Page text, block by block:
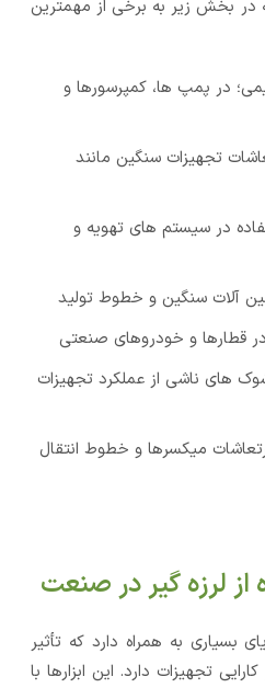
در بخش زیر به برخی از مهمترین
در پمپ ها، کمپرسورها و
تجهیزات سنگین مانند
در سیستم های تهویه و
آلات سنگین و خطوط تولید
قطارها و خودروهای صنعتی
های ناشی از عملکرد تجهیزات
میکسرها و خطوط انتقال
از لرزه گیر در صنعت
بسیاری به همراه دارد که تأثیر
تجهیزات دارد. این ابزارها با